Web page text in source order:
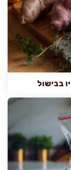
בבישול